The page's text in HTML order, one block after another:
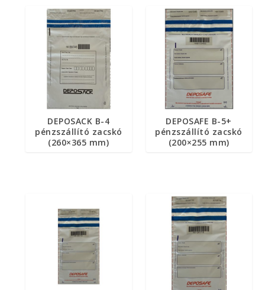
DEPOSACK B-4
pénzszállító zacskó
(260×365 mm)
DEPOSAFE B-5+
pénzszállító zacskó
(200×255 mm)